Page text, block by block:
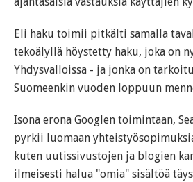
Eli haku toimii pitkälti samalla
tekoälyllä höystetty haku, joka on
Yhdysvalloissa - ja jonka on
Suomeenkin vuoden loppuun
Isona erona Googlen toimintaan,
pyrkii luomaan
kuten uutissivustojen ja blogien
ilmeisesti halua "omia" sisältöä